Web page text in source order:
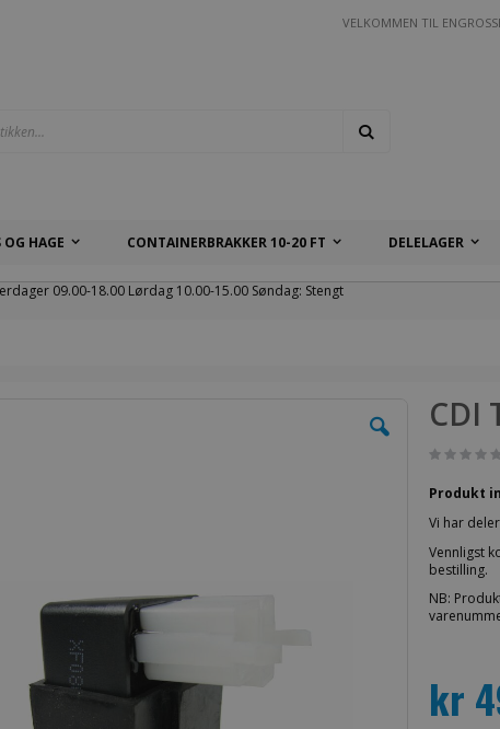
VELKOMMEN TIL
OG HAGE CONTAINERBRAKKER 10-20 FT DELELAGER
09.00-18.00 Lørdag 10.00-15.00 Søndag: Stengt
CDI
Produkt
Vi har
Vennligst
bestilling.
NB:
kr